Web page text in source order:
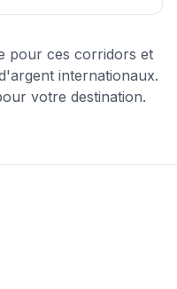
pour ces corridors et
internationaux.
votre destination.